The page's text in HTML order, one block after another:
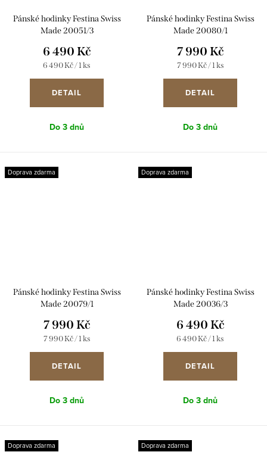
Pánské hodinky Festina Swiss
Made 20051/3
6 490 Kč
Měrná
cena:
6 490 Kč / 1 ks
DETAIL
Do 3 dnů
Pánské hodinky Festina Swiss
Made 20080/1
7 990 Kč
Měrná
cena:
7 990 Kč / 1 ks
DETAIL
Do 3 dnů
Doprava zdarma
Pánské hodinky Festina Swiss
Made 20079/1
7 990 Kč
Měrná
7 990 Kč / 1 ks
DETAIL
Do 3 dnů
Doprava zdarma
Pánské hodinky Festina Swiss
Made 20036/3
6 490 Kč
Měrná
6 490 Kč / 1 ks
DETAIL
Do 3 dnů
Doprava zdarma Doprava zdarma